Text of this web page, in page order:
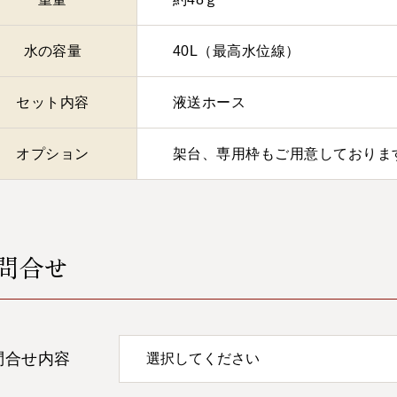
水の容量 40L（最高⽔位線）
セット内容 液送ホース
オプション 架台、専用枠もご用意しておりま
合せ
合せ内容